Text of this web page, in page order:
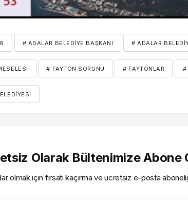
# ADALAR BELEDIYE BAŞKANI # ADALAR
# FAYTON SORUNU # FAYTONLAR #
Olarak Bültenimize Abone
olmak için fırsatı kaçırma ve ücretsiz e-posta